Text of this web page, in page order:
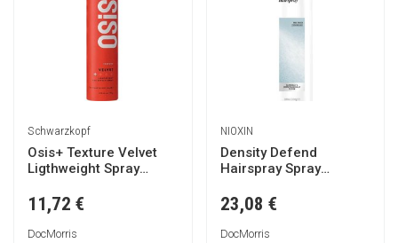
Schwarzkopf
Osis+ Texture Velvet
Ligthweight Spray
11,72 €
DocMorris
NIOXIN
Density Defend
Hairspray Spray
300ml
23,08 €
DocMorris